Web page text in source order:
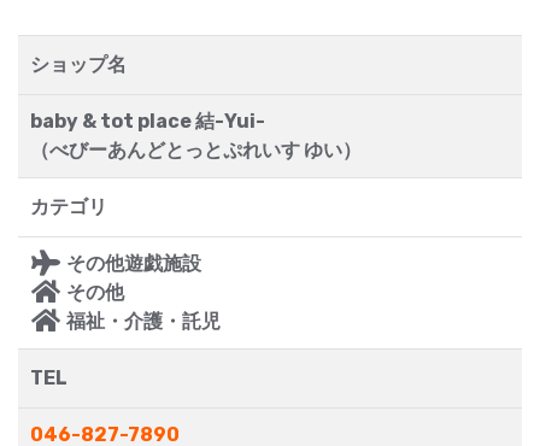
ショップ名
baby & tot place 結-Yui-
（べびーあんどとっとぷれいす ゆい）
カテゴリ
その他遊戯施設
その他
福祉・介護・託児
TEL
046-827-7890